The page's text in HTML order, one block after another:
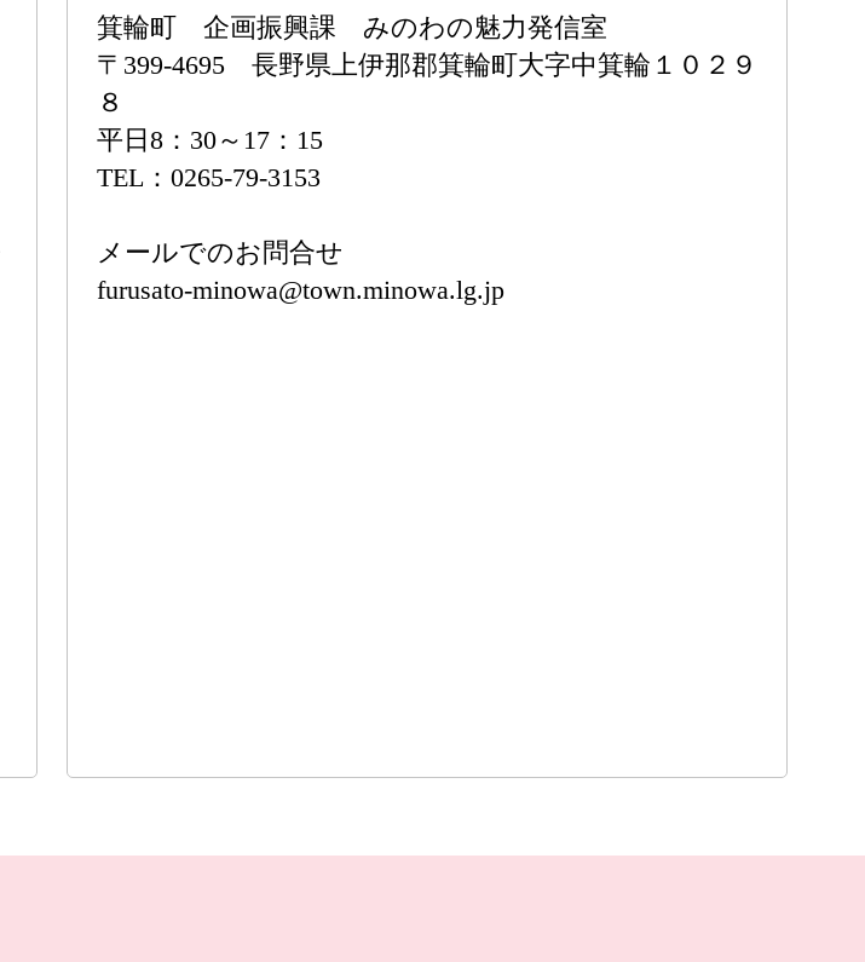
箕輪町 企画振興課 みのわの魅力発信室
〒399-4695 長野県上伊那郡箕輪町大字中箕輪１０２９
８
平日8：30～17：15
TEL：0265-79-3153
メールでのお問合せ
furusato-minowa@town.minowa.lg.jp